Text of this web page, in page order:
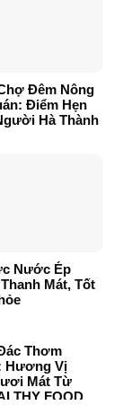
Đêm Nông
Điểm Hẹn
Hà Thành
Nước Ép
Mát, Tốt
Thơm
Hương Vị
Mát Từ
FOOD